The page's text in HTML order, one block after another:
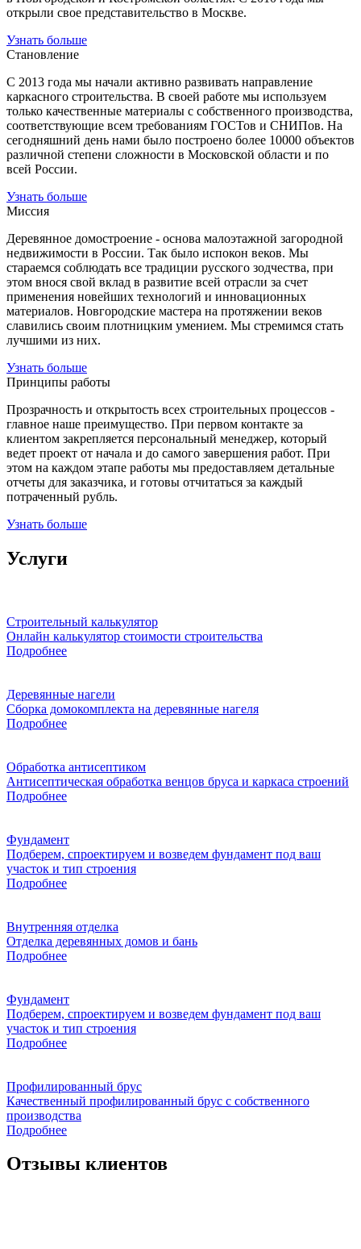
открыли свое представительство в Москве.
Узнать больше
Становление
С 2013 года мы начали активно развивать направление
каркасного строительства. В своей работе мы используем
только качественные материалы с собственного производства,
соответствующие всем требованиям ГОСТов и СНИПов. На
сегодняшний день нами было построено более 10000 объектов
различной степени сложности в Московской области и по
всей России.
Узнать больше
Миссия
Деревянное домостроение - основа малоэтажной загородной
недвижимости в России. Так было испокон веков. Мы
стараемся соблюдать все традиции русского зодчества, при
этом внося свой вклад в развитие всей отрасли за счет
применения новейших технологий и инновационных
материалов. Новгородские мастера на протяжении веков
славились своим плотницким умением. Мы стремимся стать
лучшими из них.
Узнать больше
Принципы работы
Прозрачность и открытость всех строительных процессов -
главное наше преимущество. При первом контакте за
клиентом закрепляется персональный менеджер, который
ведет проект от начала и до самого завершения работ. При
этом на каждом этапе работы мы предоставляем детальные
отчеты для заказчика, и готовы отчитаться за каждый
потраченный рубль.
Узнать больше
Услуги
Строительный калькулятор
Онлайн калькулятор стоимости строительства
Подробнее
Деревянные нагели
Сборка домокомплекта на деревянные нагеля
Подробнее
Обработка антисептиком
Антисептическая обработка венцов бруса и каркаса строений
Подробнее
Фундамент
Подберем, спроектируем и возведем фундамент под ваш
участок и тип строения
Подробнее
Внутренняя отделка
Отделка деревянных домов и бань
Подробнее
Фундамент
Подберем, спроектируем и возведем фундамент под ваш
участок и тип строения
Подробнее
Профилированный брус
Качественный профилированный брус с собственного
производства
Подробнее
Отзывы клиентов